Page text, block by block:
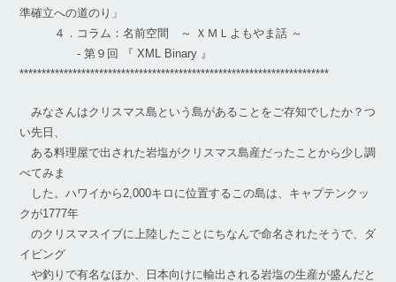
準確立への道のり」
４．コラム：名前空間 ～ ＸＭＬよもやま話 ～
- 第９回 『 XML Binary 』
**********************************************************************
みなさんはクリスマス島という島があることをご存知でしたか？つ
い先日、
ある料理屋で出された岩塩がクリスマス島産だったことから少し調
べてみま
した。ハワイから2,000キロに位置するこの島は、キャプテンクッ
クが1777年
のクリスマスイブに上陸したことにちなんで命名されたそうで、ダ
イビング
や釣りで有名なほか、日本向けに輸出される岩塩の生産が盛んだと